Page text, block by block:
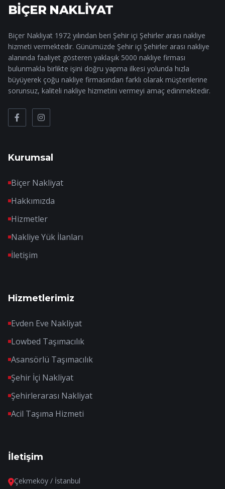
BİÇER NAKLİYAT
Biçer Nakliyat 1972 yılından beri Şehir içi Şehirler arası nakliye
hizmeti vermektedir. Günümüzde Şehir içi Şehirler arası nakliye
alanında faaliyet gösteren yaklaşık 5000 nakliye firması
bulunmakla birlikte işini doğru yapma ilkesi yolunda hızla
büyüyerek çoğu nakliye firmasından farklı olarak müşterilerine
sorunsuz, kaliteli nakliye hizmetini vermeyi amaç edinmektedir.
Kurumsal
Biçer Nakliyat
Hakkımızda
Hizmetler
Nakliye Yük İlanları
İletişim
Hizmetlerimiz
Evden Eve Nakliyat
Lowbed Taşımacılık
Asansörlü Taşımacılık
Şehir İçi Nakliyat
Şehirlerarası Nakliyat
Acil Taşıma Hizmeti
İletişim
Çekmeköy / İstanbul